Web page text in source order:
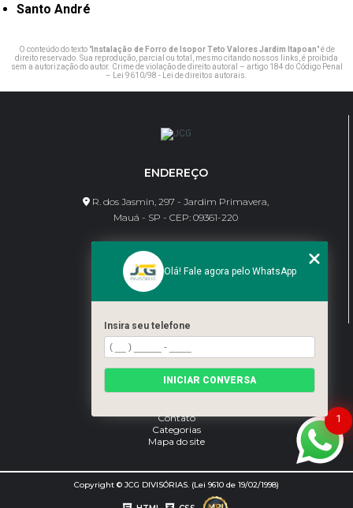
Santo André
O conteúdo do texto "Instalação de Forro de Isopor Teto Valores Jardim Itapoan" é de
direito reservado. Sua reprodução, parcial ou total, mesmo citando nossos links, é proibida
sem a autorização do autor. Crime de violação de direito autoral – artigo 184 do Código Penal
–
Lei 9610/98 - Lei de direitos autorais
ENDEREÇO
R. dos Jasmin, 297 - Jardim Primavera,
Mauá - SP - CEP: 09361-220
CONTATO
(11) 95462-8630
bene@jcgdivisorias.com
Home
Sobre Nós
Serviços
Contato
Categorias
Mapa do site
Copyright © JCG DIVISÓRIAS. (Lei 9610 de 19/02/1998)
1
Olá! Fale agora pelo WhatsApp
Insira seu telefone
INICIAR CONVERSA